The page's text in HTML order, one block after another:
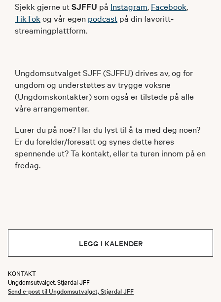
Sjekk gjerne utSJFFU på Instagram, Facebook,
TikTok og vår egen podcast på din favoritt-
streamingplattform.
Ungdomsutvalget SJFF (SJFFU) drives av, og for
ungdom og understøttes av trygge voksne
(Ungdomskontakter) som også er tilstede på alle
våre arrangementer.
Lurer du på noe? Har du lyst til å ta med deg noen?
Er du forelder/foresatt og synes dette høres
spennende ut? Ta kontakt, eller ta turen innom på en
fredag.
LEGG I KALENDER
KONTAKT
Ungdomsutvalget, Stjørdal JFF
Send e-post til Ungdomsutvalget, Stjørdal JFF